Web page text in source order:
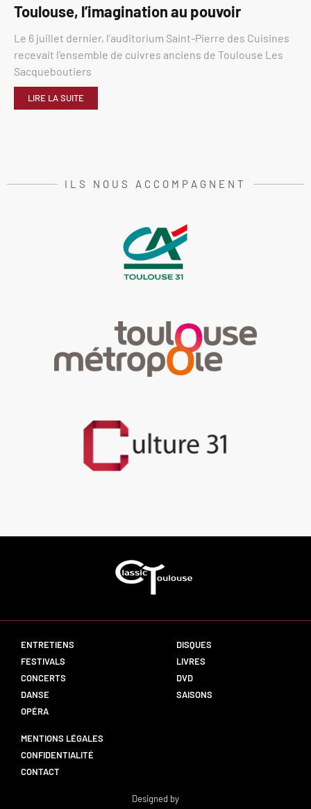
Toulouse, l’imagination au pouvoir
Le 6 juillet dernier, l’auditorium Saint-Pierre des Cuisines
recevait l’ensemble de cuivres anciens de Toulouse Les
Sacqueboutiers
LIRE LA SUITE
ILS NOUS ACCOMPAGNENT
ENTRETIENS
FESTIVALS
CONCERTS
DANSE
OPÉRA
DISQUES
LIVRES
DVD
SAISONS
MENTIONS LÉGALES
CONFIDENTIALITÉ
CONTACT
Designed by